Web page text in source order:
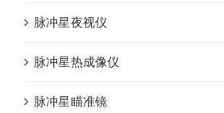
脉冲星夜视仪
脉冲星热成像仪
脉冲星瞄准镜